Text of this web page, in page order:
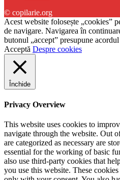
© copilarie.org
Acest website folosește „cookies”
de navigare. Navigarea în
butonul „accept” presupune
Acceptă Despre cookies
Închide
Privacy Overview
This website uses cookies to
navigate through the website. Out
are categorized as necessary are
essential for the working of basic
also use third-party cookies that
you use this website. These